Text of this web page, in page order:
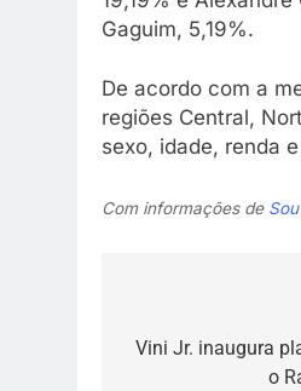
Gaguim, 5,19%.
De acordo com a
regiões Central,
sexo, idade, renda
Com informações de
de
Vini Jr. inaugura
o